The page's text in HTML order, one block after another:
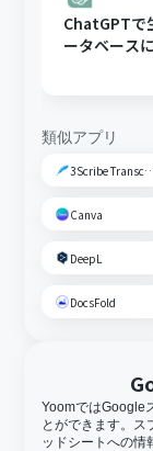
ChatGPTで
ータベース
類似アプリ
3Scribe
Canva
DeepL
DocsFold
YoomではGoogle
とができます。ス
ッドシートへの情